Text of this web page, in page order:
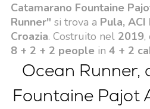
Catamarano Fountaine
Runner" si trova a Pula,
Croazia. Costruito nel 2019,
8 + 2 + 2 people in 4 + 2
Ocean
Fountaine Pajot